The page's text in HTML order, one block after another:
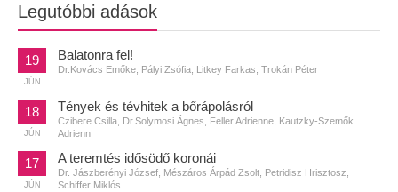
Legutóbbi adások
19
JÚN
Balatonra fel!
Dr.Kovács Emőke, Pályi Zsófia, Litkey Farkas, Trokán Péter
18
JÚN
Tények és tévhitek a bőrápolásról
Czibere Csilla, Dr.Solymosi Ágnes, Feller Adrienne, Kautzky-Szemők
Adrienn
17
JÚN
A teremtés idősödő koronái
Dr. Jászberényi József, Mészáros Árpád Zsolt, Petridisz Hrisztosz,
Schiffer Miklós